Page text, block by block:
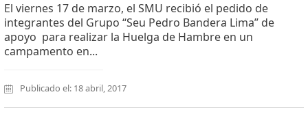
El viernes 17 de marzo, el SMU recibió el pedido de
integrantes del Grupo “Seu Pedro Bandera Lima” de
apoyo para realizar la Huelga de Hambre en un
campamento en...
Publicado el: 18 abril, 2017